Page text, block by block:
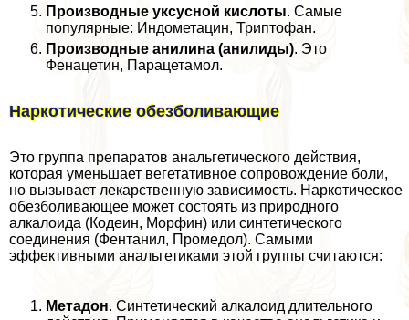
Производные уксусной кислоты. Самые
популярные: Индометацин, Триптофан.
Производные анилина (анилиды). Это
Фенацетин, Парацетамол.
Наркотические обезболивающие
Это группа препаратов aнaльгетического действия,
которая уменьшает вегетативное сопровождение боли,
но вызывает лекарственную зависимость. Наркотическое
обезболивающее может состоять из природного
алкалоида (Кодеин, Морфин) или синтетического
соединения (Фентанил, Промедол). Самыми
эффективными aнaльгетиками этой группы считаются:
Метадон. Синтетический алкалоид длительного